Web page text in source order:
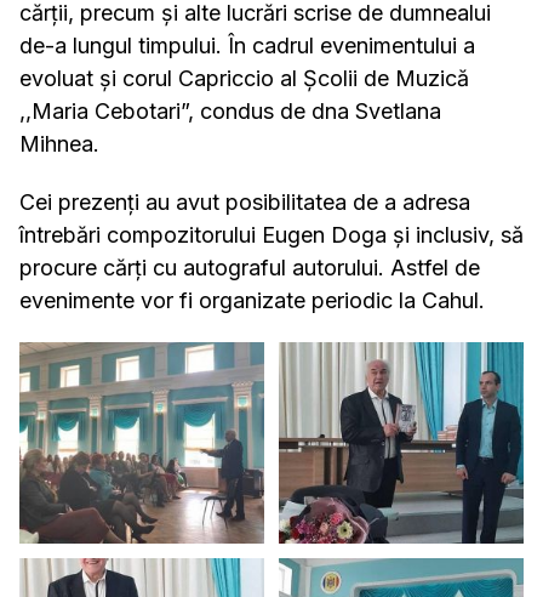
cărții, precum și alte lucrări scrise de dumnealui
de-a lungul timpului. În cadrul evenimentului a
evoluat și corul Capriccio al Școlii de Muzică
,,Maria Cebotari”, condus de dna Svetlana
Mihnea.
Cei prezenți au avut posibilitatea de a adresa
întrebări compozitorului Eugen Doga și inclusiv, să
procure cărți cu autograful autorului. Astfel de
evenimente vor fi organizate periodic la Cahul.